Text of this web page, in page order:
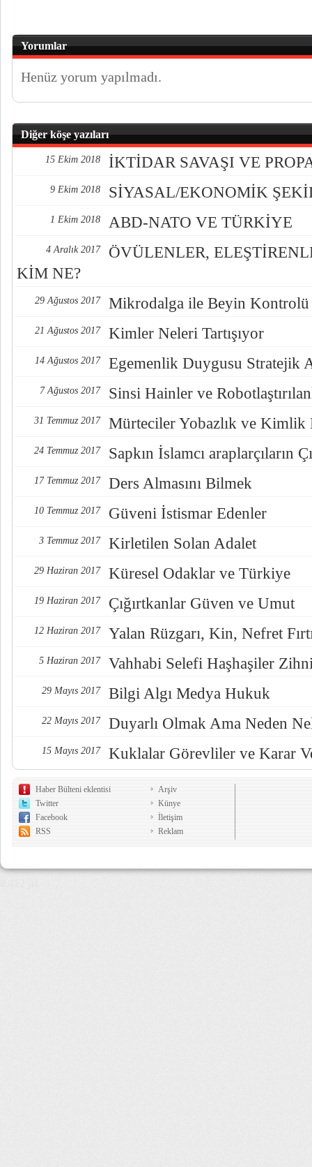
Yorumlar
Henüz yorum yapılmadı.
Diğer köşe yazıları
15 Ekim 2018 İKTİDAR SAVAŞI VE
9 Ekim 2018 SİYASAL/EKONOMİK
1 Ekim 2018 ABD-NATO VE TÜRKİYE
4 Aralık 2017
ÖVÜLENLER,
KİM NE?
29 Ağustos 2017 Mikrodalga ile Beyin Kontrolü
21 Ağustos 2017 Kimler Neleri Tartışıyor
14 Ağustos 2017 Egemenlik Duygusu Stratejik
7 Ağustos 2017 Sinsi Hainler ve
31 Temmuz 2017 Mürteciler Yobazlık ve Kimlik
24 Temmuz 2017 Sapkın İslamcı araplarçıların
17 Temmuz 2017 Ders Almasını Bilmek
10 Temmuz 2017 Güveni İstismar Edenler
3 Temmuz 2017 Kirletilen Solan Adalet
29 Haziran 2017 Küresel Odaklar ve Türkiye
19 Haziran 2017 Çığırtkanlar Güven ve Umut
12 Haziran 2017 Yalan Rüzgarı, Kin, Nefret
5 Haziran 2017 Vahhabi Selefi Haşhaşiler
29 Mayıs 2017 Bilgi Algı Medya Hukuk
22 Mayıs 2017 Duyarlı Olmak Ama Neden
15 Mayıs 2017 Kuklalar Görevliler ve Karar
Haber Bülteni eklentisi
Twitter
Facebook
RSS
Arşiv
Künye
İletişim
Reklam